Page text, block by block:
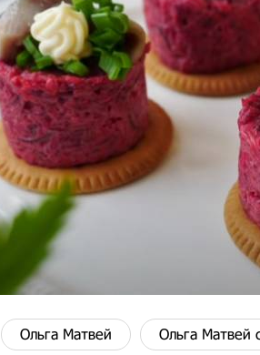
Ольга Матвей Ольга Матвей